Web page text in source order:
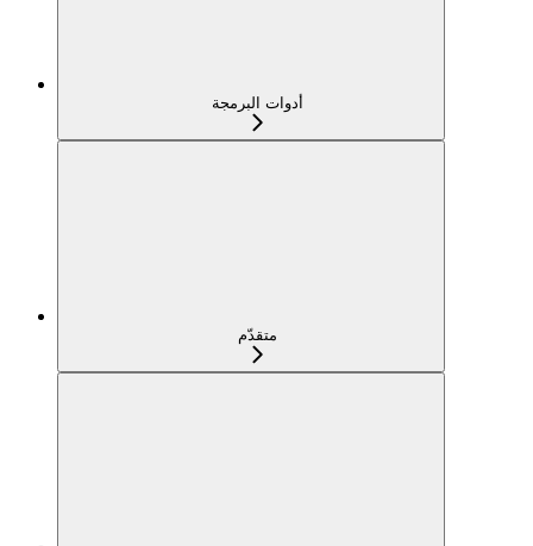
أدوات البرمجة
متقدّم